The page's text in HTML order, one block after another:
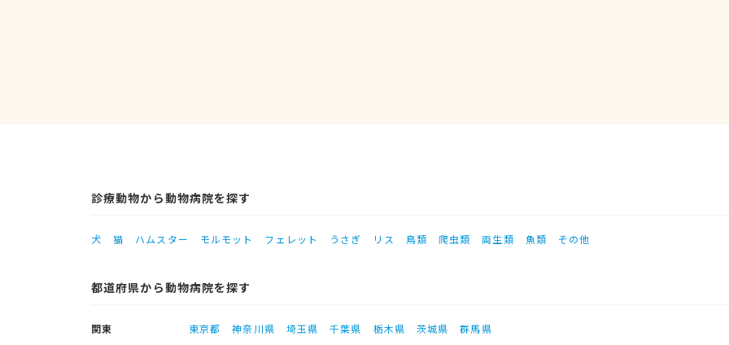
診療動物から動物病院を探す
犬 猫 ハムスター モルモット フェレット うさぎ リス 鳥類 爬虫類 両生類 魚類 その他
都道府県から動物病院を探す
関東 東京都 神奈川県 埼玉県 千葉県 栃木県 茨城県
群馬県